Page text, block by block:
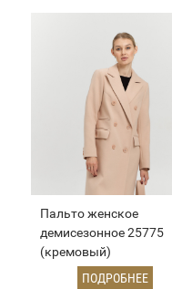
Пальто женское
демисезонное 25775
(кремовый)
ПОДРОБНЕЕ